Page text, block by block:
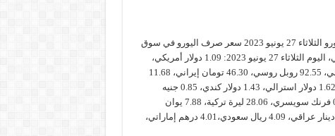
سعر صرف اليورو الثلاثاء 27 يونيو 2023 سعر صرف اليورو في سوق
الصرف العالمي، اليوم الثلاثاء 27 يونيو 2023: 1.09 دولار أمريكي،
156.87 ين ياباني، 92.55 روبل روسي، 46.30 تومان إيراني، 11.68
كرونة سويدية.1.62 دولار استرالي، 1.43 دولار كندي، 0.85 جنيه
استرليني، 0.99 فرنك سويسري، 28.06 ليرة تركية، 7.88 يوان
صيني.1.430.0 دينار عراقي، 4.09 ريال سعودي،4.01 درهم إماراتي،